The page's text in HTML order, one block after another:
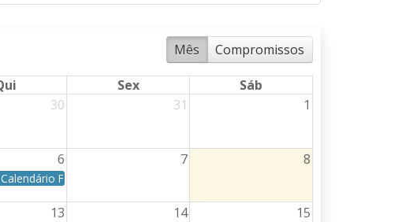
Mês Compromissos
Sex
Sáb
30 31 1
6 7 8
2026 - Terça-feira
de vencimento: Dia 05/08/2026 - Quarta-feira
Calendário Federal - Data de vencimento: Dia 06/08/2026 - Quinta-feira
13 14 15